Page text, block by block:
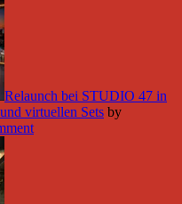
Relaunch bei STUDIO 47 in
virtuellen Sets by